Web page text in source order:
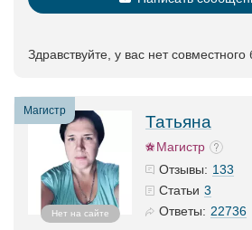
Здравствуйте, у вас нет совместного
Магистр
Нет на сайте
Татьяна
Магистр
Отзывы: 133
Статьи 3
Ответы: 22736